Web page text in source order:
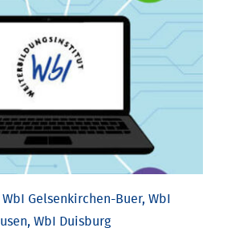
Gelsenkirchen-Buer, WbI
WbI Duisburg